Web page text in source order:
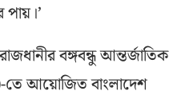
পায়।’
বঙ্গবন্ধু আন্তর্জাতিক
তে আয়োজিত বাংলাদেশ